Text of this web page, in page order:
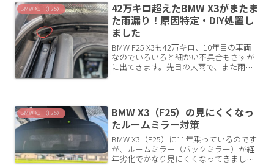
BMW X3 （F25）
42万キロ超えたBMW X3がまたま
た雨漏り！原因特定・DIY処置し
ました
BMW F25 X3も42万キロ、10年目の車両
なのでいろいろと細かい不具合もさすが
に出てきます。先日の大雨で、また雨漏
BMW X3 （F25）
BMW X3（F25）の見にくくなっ
たルームミラー対策
BMW X3（F25）に11年乗っているのです
が、ルームミラー（バックミラー）が経
年劣化でかなり見にくくなってきまし